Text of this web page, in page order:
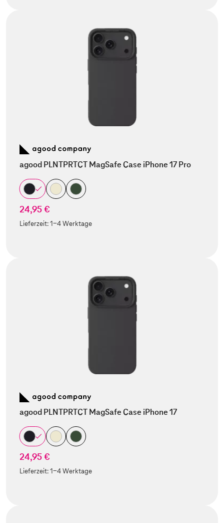
agood PLNTPRTCT MagSafe Case iPhone 17 Pro
24,95 €
Lieferzeit:1-4 Werktage
agood PLNTPRTCT MagSafe Case iPhone 17
24,95 €
Lieferzeit:1-4 Werktage